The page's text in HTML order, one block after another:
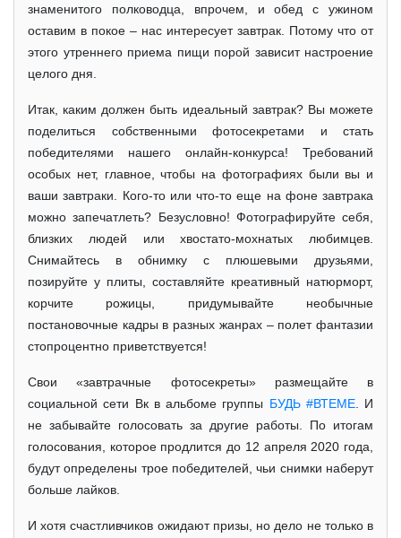
знаменитого полководца, впрочем, и обед с ужином
оставим в покое – нас интересует завтрак. Потому что от
этого утреннего приема пищи порой зависит настроение
целого дня.
Итак, каким должен быть идеальный завтрак? Вы можете
поделиться собственными фотосекретами и стать
победителями нашего онлайн-конкурса! Требований
особых нет, главное, чтобы на фотографиях были вы и
ваши завтраки. Кого-то или что-то еще на фоне завтрака
можно запечатлеть? Безусловно! Фотографируйте себя,
близких людей или хвостато-мохнатых любимцев.
Снимайтесь в обнимку с плюшевыми друзьями,
позируйте у плиты, составляйте креативный натюрморт,
корчите рожицы, придумывайте необычные
постановочные кадры в разных жанрах – полет фантазии
стопроцентно приветствуется!
Свои «завтрачные фотосекреты» размещайте в
социальной сети Вк в альбоме группы БУДЬ #ВТЕМЕ. И
не забывайте голосовать за другие работы. По итогам
голосования, которое продлится до 12 апреля 2020 года,
будут определены трое победителей, чьи снимки наберут
больше лайков.
И хотя счастливчиков ожидают призы, но дело не только в